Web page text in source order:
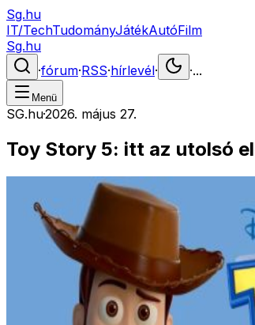
Sg.hu
IT/TechTudományJátékAutóFilm
Sg.hu
·fórum·RSS·hírlevél· ·...
Menü
SG.hu·2026. május 27.
Toy Story 5: itt az utolsó